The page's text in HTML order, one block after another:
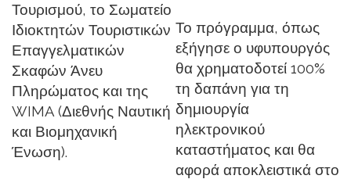
Τουρισμού, το Σωματείο
Ιδιοκτητών Τουριστικών
Επαγγελματικών
Σκαφών Άνευ
Πληρώματος και της
WIMA (Διεθνής Ναυτική
και Βιομηχανική
Ένωση).
Το πρόγραμμα, όπως
εξήγησε ο υφυπουργός
θα χρηματοδοτεί 100%
τη δαπάνη για τη
δημιουργία
ηλεκτρονικού
καταστήματος και θα
αφορά αποκλειστικά στο